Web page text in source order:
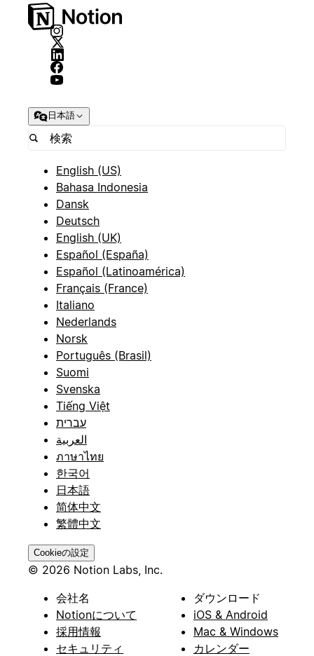
日本語
English (US)
Bahasa Indonesia
Dansk
Deutsch
English (UK)
Español (España)
Español (Latinoamérica)
Français (France)
Italiano
Nederlands
Norsk
Português (Brasil)
Suomi
Svenska
Tiếng Việt
עברית
العربية
ภาษาไทย
한국어
日本語
简体中文
繁體中文
Cookieの設定
© 2026 Notion Labs, Inc.
会社名
Notionについて
採用情報
セキュリティ
ダウンロード
iOS & Android
Mac & Windows
カレンダー